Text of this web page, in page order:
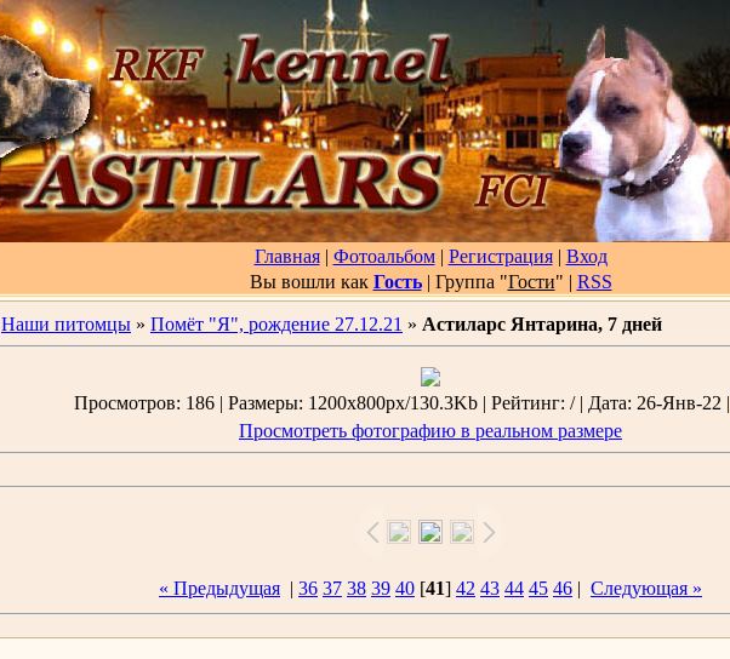
Главная| Фотоальбом| Регистрация| Вход
Вы вошли как Гость| Группа "Гости" | RSS
Наши питомцы » Помёт "Я", рождение 27.12.21 » Астиларс Янтарина, 7 дней
Просмотров: 186 | Размеры: 1200x800px/130.3Kb | Рейтинг: / | Дата: 26-Янв-22 |
Просмотреть фотографию в реальном размере
« Предыдущая | 36 37 38 39 40 [41] 42 43 44 45 46 | Следующая »